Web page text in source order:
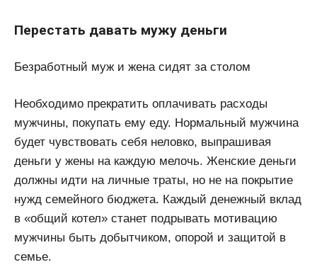
Перестать давать мужу деньги
Безработный муж и жена сидят за столом
Необходимо прекратить оплачивать расходы
мужчины, покупать ему еду. Нормальный мужчина
будет чувствовать себя неловко, выпрашивая
деньги у жены на каждую мелочь. Женские деньги
должны идти на личные траты, но не на покрытие
нужд семейного бюджета. Каждый денежный вклад
в «общий котел» станет подрывать мотивацию
мужчины быть добытчиком, опорой и защитой в
семье.